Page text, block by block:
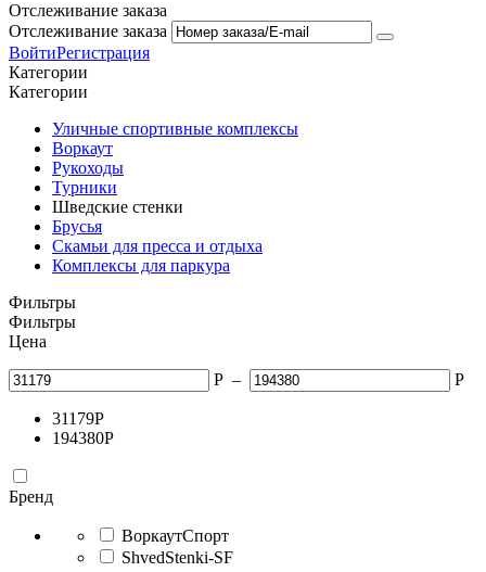
Отслеживание заказа
Отслеживание заказа
ВойтиРегистрация
Категории
Категории
Уличные спортивные комплексы
Воркаут
Рукоходы
Турники
Шведские стенки
Брусья
Скамьи для пресса и отдыха
Комплексы для паркура
Фильтры
Фильтры
Цена
Р – Р
31179Р
194380Р
Бренд
ВоркаутСпорт
ShvedStenki-SF